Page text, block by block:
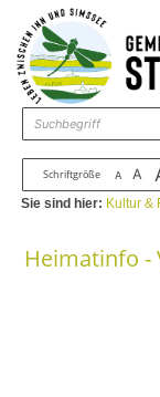
Zum Inhalt ,zur Navigation
Schriftgröße A A
Sie sind hier: Kultur &
Heimatinfo -